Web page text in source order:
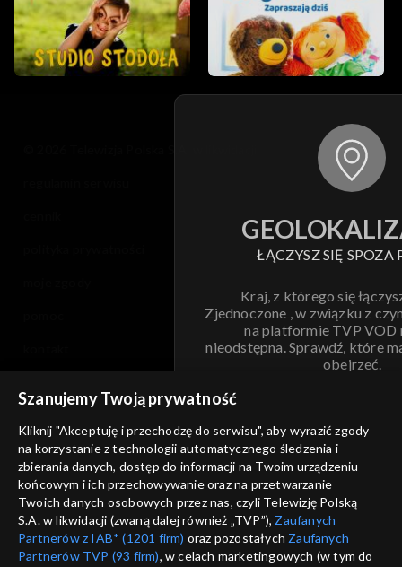
ŁĄCZYSZ SIĘ SPOZA
Kraj, z którego się
Zjednoczone , w związku z
na platformie TVP VOD
nieodstępna. Sprawdź, które
obejrzeć.
ANULUJ
informacje o dostawcy usług
Szanujemy Twoją prywatność
Kliknij "Akceptuję i przechodzę do serwisu", aby wyrazić zgody
na korzystanie z technologii automatycznego śledzenia i
zbierania danych, dostęp do informacji na Twoim urządzeniu
końcowym i ich przechowywanie oraz na przetwarzanie
Twoich danych osobowych przez nas, czyli Telewizję Polską
S.A. w likwidacji (zwaną dalej również „TVP”), Zaufanych
Partnerów z IAB* (1201 firm) oraz pozostałych Zaufanych
Partnerów TVP (93 firm), w celach marketingowych (w tym do